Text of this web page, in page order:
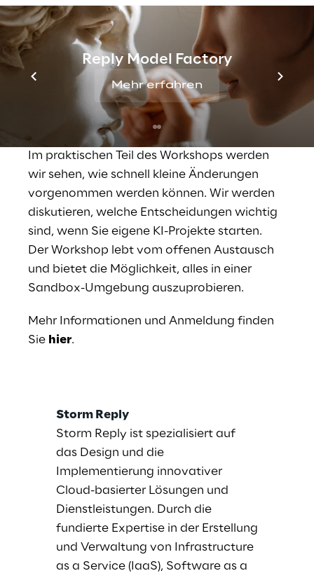
Reply Model Factory
Mehr erfahren
Idee ist, KI in diesem Zusammenhang
komplett zu ignorieren.
Anschließend untersuchen wir die aktuellen
Auswirkungen von KI und diskutieren, ob und
wie diese gemessen werden können. Wir
werden uns auch mit den Problemen
befassen, die in diesem Zusammenhang
auftreten.
Im praktischen Teil des Workshops werden
wir sehen, wie schnell kleine Änderungen
vorgenommen werden können. Wir werden
diskutieren, welche Entscheidungen wichtig
sind, wenn Sie eigene KI-Projekte starten.
Der Workshop lebt vom offenen Austausch
und bietet die Möglichkeit, alles in einer
Sandbox-Umgebung auszuprobieren.
Mehr Informationen und Anmeldung finden
Sie hier.
Storm Reply
Storm Reply ist spezialisiert auf
das Design und die
Implementierung innovativer
Cloud-basierter Lösungen und
Dienstleistungen. Durch die
fundierte Expertise in der Erstellung
und Verwaltung von Infrastructure
as a Service (IaaS), Software as a